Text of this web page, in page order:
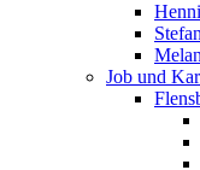
Job und